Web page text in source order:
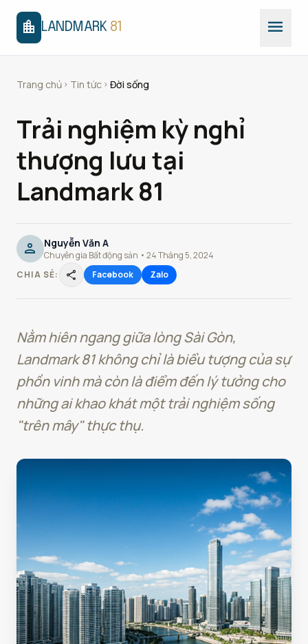
location_city LANDMARK 81 menu
Trang chủ chevron_right Tin tức chevron_right Đời sống
Trải nghiệm kỳ nghỉ
thượng lưu tại
Landmark 81
person Nguyễn Văn A
Chuyên gia Bất động sản • 24 Tháng 5, 2024
CHIA SẺ:
share Facebook Zalo
Nằm hiên ngang giữa lòng Sài Gòn,
Landmark 81 không chỉ là biểu tượng của sự
phồn vinh mà còn là điểm đến lý tưởng cho
những ai khao khát một trải nghiệm sống
"trên mây" thực thụ.